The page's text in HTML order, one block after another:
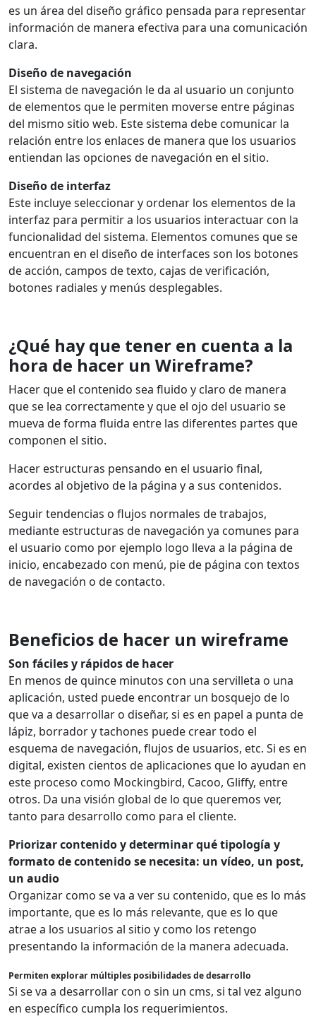
es un área del diseño gráfico pensada para representar
información de manera efectiva para una comunicación
clara.
Diseño de navegación
El sistema de navegación le da al usuario un conjunto
de elementos que le permiten moverse entre páginas
del mismo sitio web. Este sistema debe comunicar la
relación entre los enlaces de manera que los usuarios
entiendan las opciones de navegación en el sitio.
Diseño de interfaz
Este incluye seleccionar y ordenar los elementos de la
interfaz para permitir a los usuarios interactuar con la
funcionalidad del sistema. Elementos comunes que se
encuentran en el diseño de interfaces son los botones
de acción, campos de texto, cajas de verificación,
botones radiales y menús desplegables.
¿Qué hay que tener en cuenta a la
hora de hacer un Wireframe?
Hacer que el contenido sea fluido y claro de manera
que se lea correctamente y que el ojo del usuario se
mueva de forma fluida entre las diferentes partes que
componen el sitio.
Hacer estructuras pensando en el usuario final,
acordes al objetivo de la página y a sus contenidos.
Seguir tendencias o flujos normales de trabajos,
mediante estructuras de navegación ya comunes para
el usuario como por ejemplo logo lleva a la página de
inicio, encabezado con menú, pie de página con textos
de navegación o de contacto.
Beneficios de hacer un wireframe
Son fáciles y rápidos de hacer
En menos de quince minutos con una servilleta o una
aplicación, usted puede encontrar un bosquejo de lo
que va a desarrollar o diseñar, si es en papel a punta de
lápiz, borrador y tachones puede crear todo el
esquema de navegación, flujos de usuarios, etc. Si es en
digital, existen cientos de aplicaciones que lo ayudan en
este proceso como Mockingbird, Cacoo, Gliffy, entre
otros. Da una visión global de lo que queremos ver,
tanto para desarrollo como para el cliente.
Priorizar contenido y determinar qué tipología y
formato de contenido se necesita: un vídeo, un post,
un audio
Organizar como se va a ver su contenido, que es lo más
importante, que es lo más relevante, que es lo que
atrae a los usuarios al sitio y como los retengo
presentando la información de la manera adecuada.
Permiten explorar múltiples posibilidades de desarrollo
Si se va a desarrollar con o sin un cms, si tal vez alguno
en específico cumpla los requerimientos.